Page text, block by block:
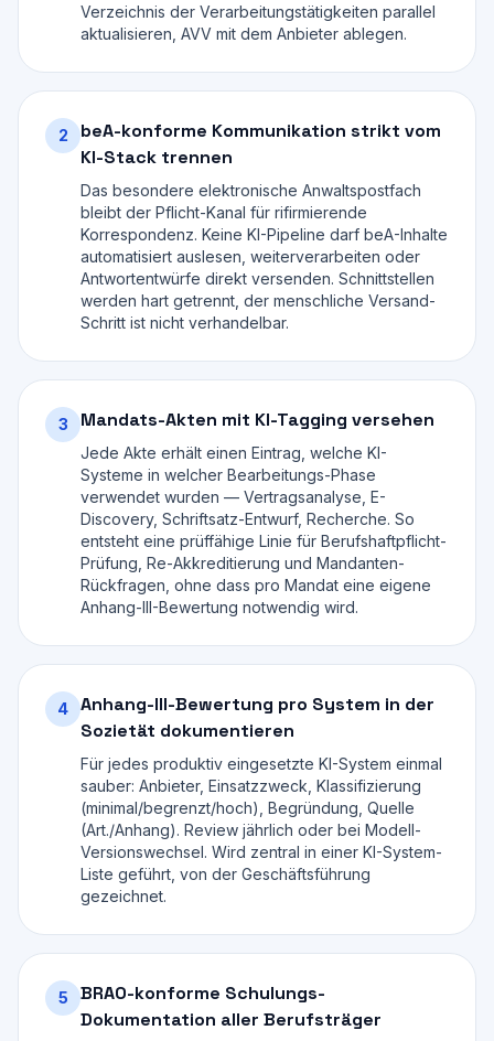
Verzeichnis der Verarbeitungstätigkeiten parallel
aktualisieren, AVV mit dem Anbieter ablegen.
2
beA-konforme Kommunikation strikt vom
KI-Stack trennen
Das besondere elektronische Anwaltspostfach
bleibt der Pflicht-Kanal für rifirmierende
Korrespondenz. Keine KI-Pipeline darf beA-Inhalte
automatisiert auslesen, weiterverarbeiten oder
Antwortentwürfe direkt versenden. Schnittstellen
werden hart getrennt, der menschliche Versand-
Schritt ist nicht verhandelbar.
3 Mandats-Akten mit KI-Tagging versehen
Jede Akte erhält einen Eintrag, welche KI-
Systeme in welcher Bearbeitungs-Phase
verwendet wurden — Vertragsanalyse, E-
Discovery, Schriftsatz-Entwurf, Recherche. So
entsteht eine prüffähige Linie für Berufshaftpflicht-
Prüfung, Re-Akkreditierung und Mandanten-
Rückfragen, ohne dass pro Mandat eine eigene
Anhang-III-Bewertung notwendig wird.
4
Anhang-III-Bewertung pro System in der
Sozietät dokumentieren
Für jedes produktiv eingesetzte KI-System einmal
sauber: Anbieter, Einsatzzweck, Klassifizierung
(minimal/begrenzt/hoch), Begründung, Quelle
(Art./Anhang). Review jährlich oder bei Modell-
Versionswechsel. Wird zentral in einer KI-System-
Liste geführt, von der Geschäftsführung
gezeichnet.
5
BRAO-konforme Schulungs-
Dokumentation aller Berufsträger